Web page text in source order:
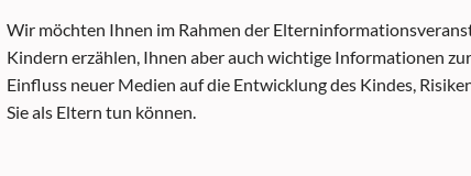
Wir möchten Ihnen im Rahmen der
Kindern erzählen, Ihnen aber auch wichtige Informationen
Einfluss neuer Medien auf die Entwicklung des Kindes,
Sie als Eltern tun können.